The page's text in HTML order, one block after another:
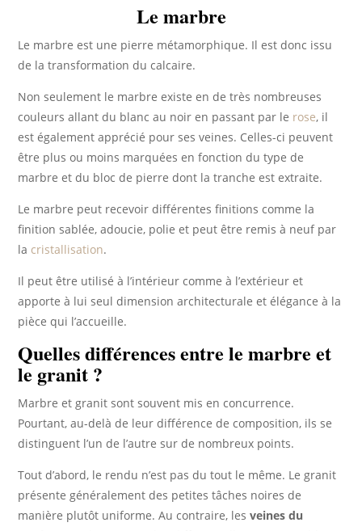
Le marbre
Le marbre est une pierre métamorphique. Il est donc issu
de la transformation du calcaire.
Non seulement le marbre existe en de très nombreuses
couleurs allant du blanc au noir en passant par le rose, il
est également apprécié pour ses veines. Celles-ci peuvent
être plus ou moins marquées en fonction du type de
marbre et du bloc de pierre dont la tranche est extraite.
Le marbre peut recevoir différentes finitions comme la
finition sablée, adoucie, polie et peut être remis à neuf par
la cristallisation.
Il peut être utilisé à l’intérieur comme à l’extérieur et
apporte à lui seul dimension architecturale et élégance à la
pièce qui l’accueille.
Quelles différences entre le marbre et
le granit ?
Marbre et granit sont souvent mis en concurrence.
Pourtant, au-delà de leur différence de composition, ils se
distinguent l’un de l’autre sur de nombreux points.
Tout d’abord, le rendu n’est pas du tout le même. Le granit
présente généralement des petites tâches noires de
manière plutôt uniforme. Au contraire, lesveines du